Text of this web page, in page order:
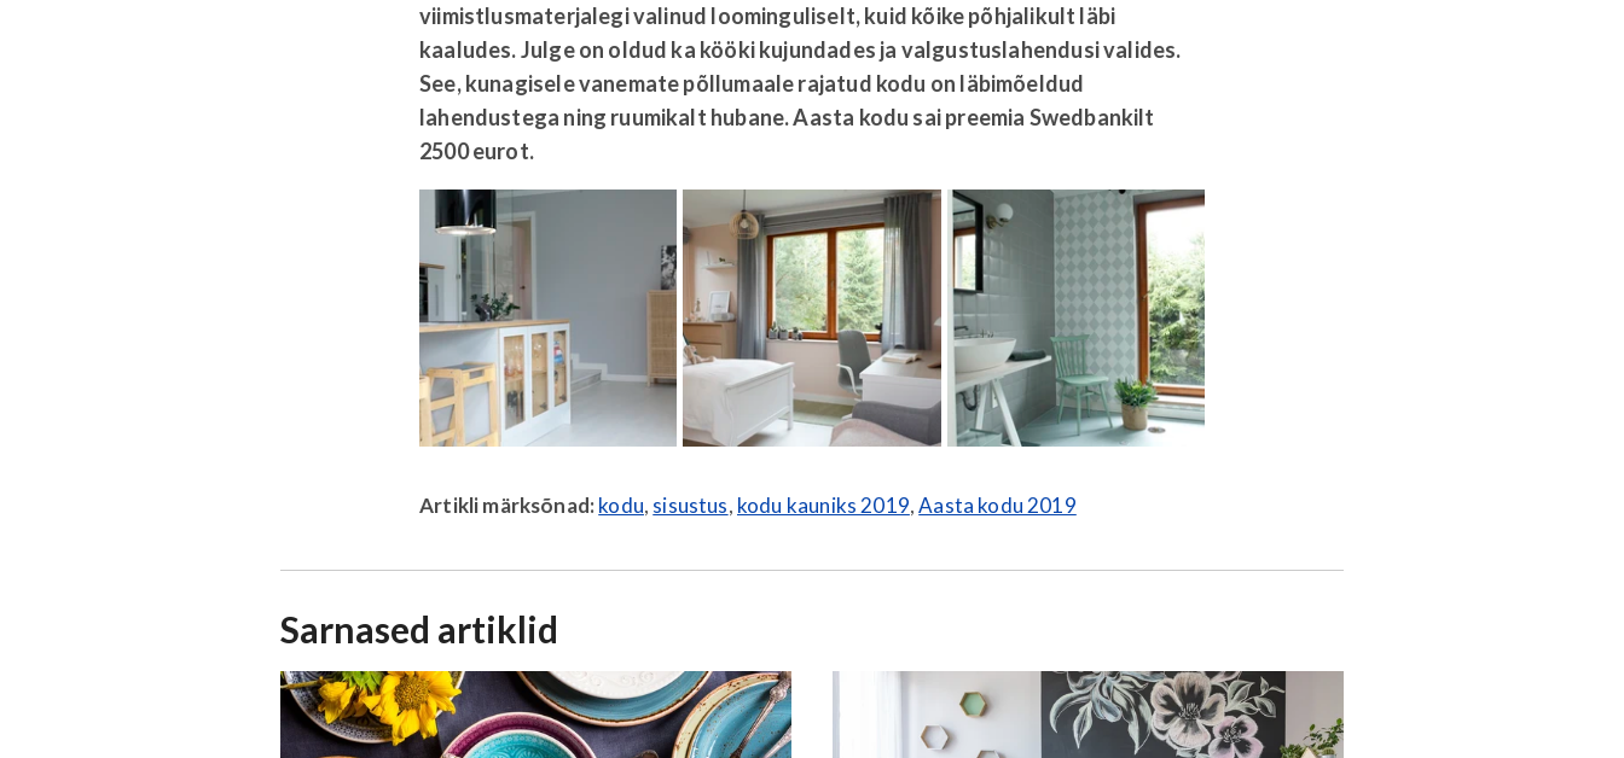
viimistlusmaterjalegi valinud loominguliselt, kuid kõike põhjalikult läbi
kaaludes. Julge on oldud ka kööki kujundades ja valgustuslahendusi valides.
See, kunagisele vanemate põllumaale rajatud kodu on läbimõeldud
lahendustega ning ruumikalt hubane. Aasta kodu sai preemia Swedbankilt
2500 eurot.
Artikli märksõnad: kodu, sisustus, kodu kauniks 2019,Aasta kodu 2019
Sarnased artiklid